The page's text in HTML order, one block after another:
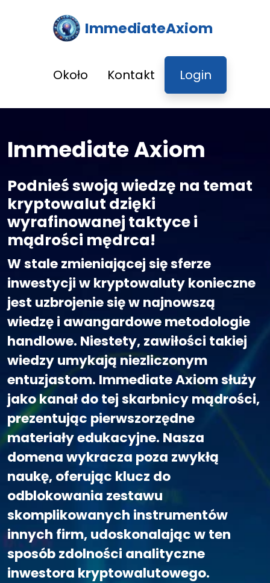
ImmediateAxiom
Około Kontakt Login
Immediate Axiom
Podnieś swoją wiedzę na temat
kryptowalut dzięki
wyrafinowanej taktyce i
mądrości mędrca!
W stale zmieniającej się sferze
inwestycji w kryptowaluty konieczne
jest uzbrojenie się w najnowszą
wiedzę i awangardowe metodologie
handlowe. Niestety, zawiłości takiej
wiedzy umykają niezliczonym
entuzjastom. Immediate Axiom służy
jako kanał do tej skarbnicy mądrości,
prezentując pierwszorzędne
materiały edukacyjne. Nasza
domena wykracza poza zwykłą
naukę, oferując klucz do
odblokowania zestawu
skomplikowanych instrumentów
innych firm, udoskonalając w ten
sposób zdolności analityczne
inwestora kryptowalutowego.